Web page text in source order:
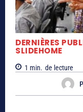
DERNIÈRES
SLIDEHOME
1 min. de lecture